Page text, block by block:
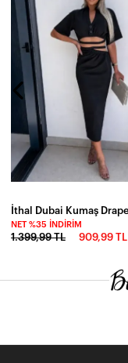
NET %35 İNDIRIM
1.399,99 TL 909,99 TL